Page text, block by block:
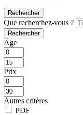
Rechercher
Que recherchez-vous ?
Rechercher
Âge
Prix
Autres critères
PDF